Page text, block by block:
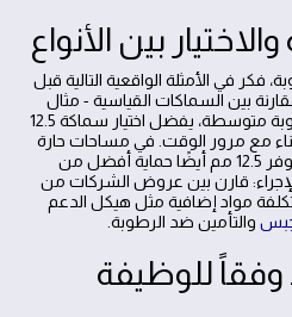
بين الأنواع
فكر في الأمثلة الواقعية التالية قبل
على الشراء والتثبيت. 3. المقارنة بين السماكات القياسية - مثال
واقعي: في مطبخ مفتوح مع رطوبة متوسطة، يفضل اختيار سماكة 12.5
مع مرور الوقت. في مساحات حارة
ورطبة مثل الحمامات، يمكن أن يوفر 12.5 مم أيضًا حماية أفضل من
قارن بين عروض الشركات من
مواد إضافية مثل هيكل الدعم
والتأمين ضد الرطوبة.